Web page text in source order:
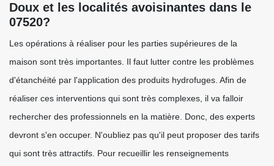
Doux et les localités avoisinantes dans le
07520?
Les opérations à réaliser pour les parties supérieures de la
maison sont très importantes. Il faut lutter contre les problèmes
d'étanchéité par l'application des produits hydrofuges. Afin de
réaliser ces interventions qui sont très complexes, il va falloir
rechercher des professionnels en la matière. Donc, des experts
devront s'en occuper. N'oubliez pas qu'il peut proposer des tarifs
qui sont très attractifs. Pour recueillir les renseignements